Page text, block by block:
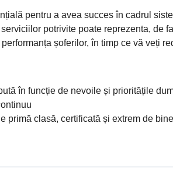
pentru a avea succes în cadrul
potrivite poate reprezenta,
șoferilor, în timp ce vă veți
în funcție de nevoile și prioritățile
primă clasă, certificată și extrem de